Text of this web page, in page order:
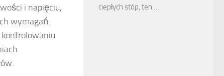
i napięciu,
wymagań.
ciepłych stóp, ten …